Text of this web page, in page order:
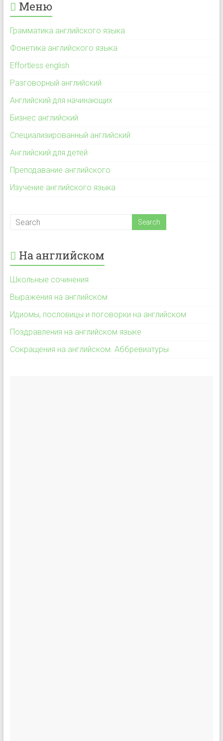
Меню
Грамматика английского языка
Фонетика английского языка
Effortless english
Разговорный английский
Английский для начинающих
Бизнес английский
Специализированный английский
Английский для детей
Преподавание английского
Изучение английского языка
На английском
Школьные сочинения
Выражения на английском
Идиомы, пословицы и поговорки на английском
Поздравления на английском языке
Сокращения на английском. Аббревиатуры